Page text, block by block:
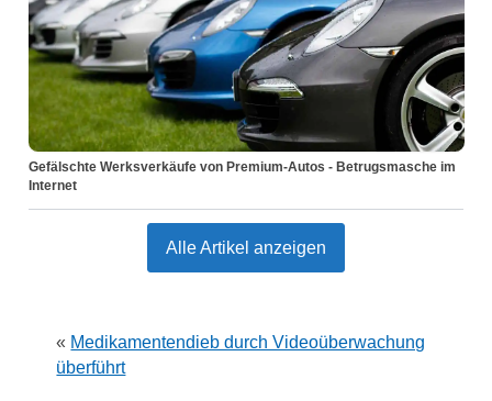
Gefälschte Werksverkäufe von Premium-Autos - Betrugsmasche im
Internet
Alle Artikel anzeigen
« Medikamentendieb durch Videoüberwachung
überführt